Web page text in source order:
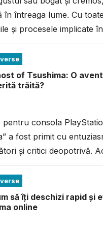
în întreaga lume. Cu
și procesele implicate în
of Tsushima: O
trăită?
pentru consola
a fost primit cu
și critici deopotrivă.
să îți deschizi rapid și
online